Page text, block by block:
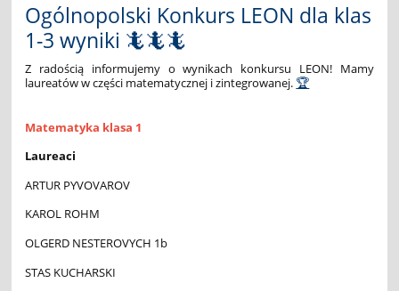
Ogólnopolski Konkurs LEON dla klas
1-3 wyniki 🦎🦎🦎
Z radością informujemy o wynikach konkursu LEON! Mamy
laureatów w części matematycznej i zintegrowanej. 🏆
Matematyka klasa 1
Laureaci
ARTUR PYVOVAROV
KAROL ROHM
OLGERD NESTEROVYCH 1b
STAS KUCHARSKI